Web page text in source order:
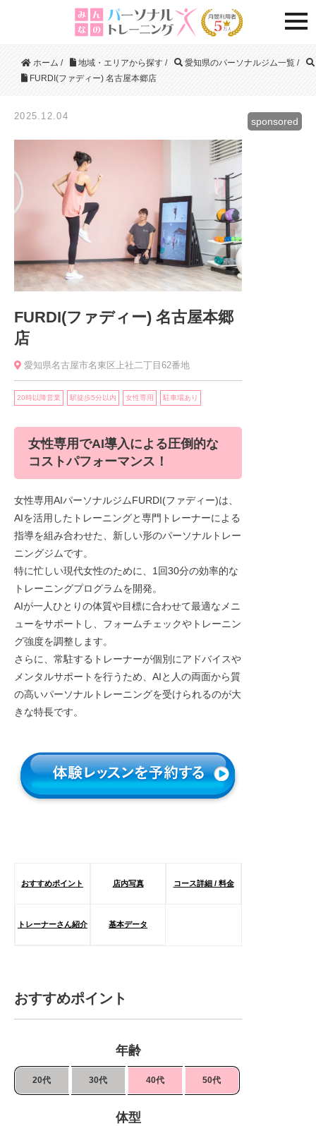
ホーム / 地域・エリアから探す / 愛知県のパーソナルジム一覧 /
FURDI(ファディー) 名古屋本郷店
sponsored
2025.12.04
FURDI(ファディー) 名古屋本郷
店
愛知県名古屋市名東区上社二丁目62番地
20時以降営業 駅徒歩5分以内 女性専用 駐車場あり
女性専用でAI導入による圧倒的な
コストパフォーマンス！
女性専用AIパーソナルジムFURDI(ファディー)は、
AIを活用したトレーニングと専門トレーナーによる
指導を組み合わせた、新しい形のパーソナルトレー
ニングジムです。
特に忙しい現代女性のために、1回30分の効率的な
トレーニングプログラムを開発。
AIが一人ひとりの体質や目標に合わせて最適なメニ
ューをサポートし、フォームチェックやトレーニン
グ強度を調整します。
さらに、常駐するトレーナーが個別にアドバイスや
メンタルサポートを行うため、AIと人の両面から質
の高いパーソナルトレーニングを受けられるのが大
きな特長です。
おすすめポイント 店内写真 コース詳細 / 料金
トレーナーさん紹介 基本データ
おすすめポイント
年齢
20代 30代 40代 50代
体型